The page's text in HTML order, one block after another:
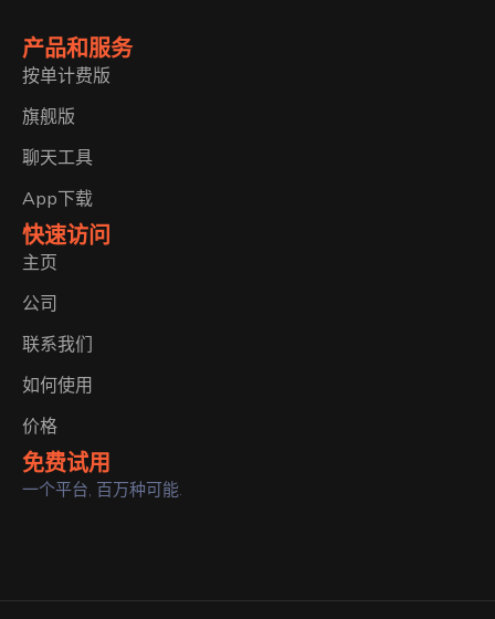
产品和服务
按单计费版
旗舰版
聊天工具
App下载
快速访问
主页
公司
联系我们
如何使用
价格
免费试用
一个平台, 百万种可能.